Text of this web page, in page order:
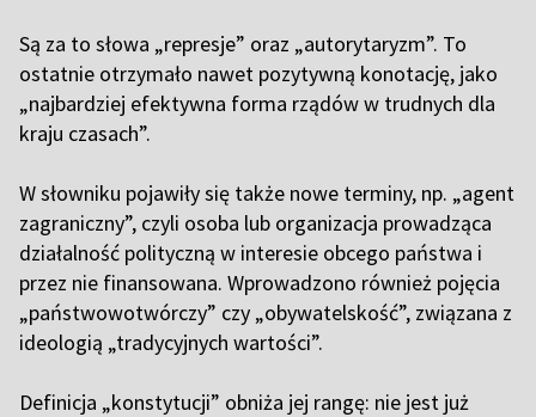
Są za to słowa „represje” oraz „autorytaryzm”. To
ostatnie otrzymało nawet pozytywną konotację, jako
„najbardziej efektywna forma rządów w trudnych dla
kraju czasach”.
W słowniku pojawiły się także nowe terminy, np. „agent
zagraniczny”, czyli osoba lub organizacja prowadząca
działalność polityczną w interesie obcego państwa i
przez nie finansowana. Wprowadzono również pojęcia
„państwowotwórczy” czy „obywatelskość”, związana z
ideologią „tradycyjnych wartości”.
Definicja „konstytucji” obniża jej rangę: nie jest już